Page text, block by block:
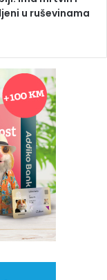
u ruševinama